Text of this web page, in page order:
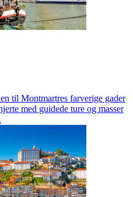
til Montmartres farverige gader
med guidede ture og masser